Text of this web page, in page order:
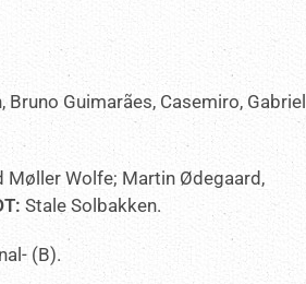
Guimarães, Casemiro, Gabriel
Møller Wolfe; Martin Ødegaard,
Stale Solbakken.
(B).